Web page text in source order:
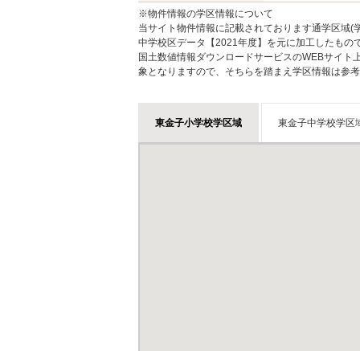
※物件情報の学区情報について
当サイト物件情報に記載されております通学区域
中学校区データ【2021年度】を元に加工したもの
国土数値情報ダウンロードサービスのWEBサイ
象となりますので、そちらを踏まえ学区情報は参
東金子小学校学区域 東金子中学校学区